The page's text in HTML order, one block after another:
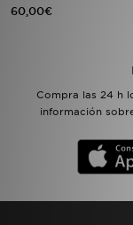
60,00€
Compra las 24 h
información